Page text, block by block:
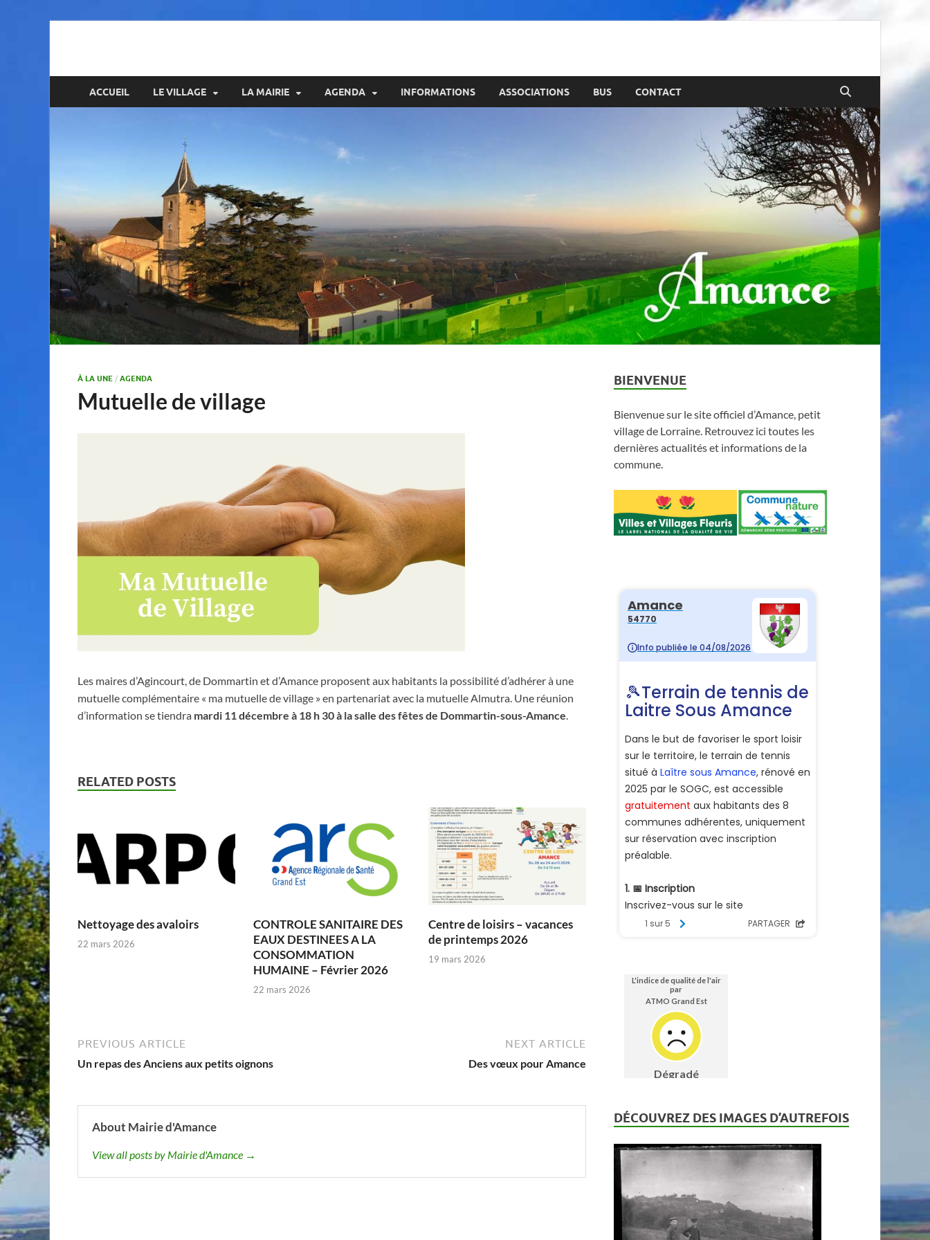
Amance
ACCUEIL LE VILLAGE LA MAIRIE AGENDA INFORMATIONS ASSOCIATIONS BUS CONTACT
À LA UNE / AGENDA
Mutuelle de village
Les maires d’Agincourt, de Dommartin et d’Amance proposent aux habitants la possibilité d’adhérer à une
mutuelle complémentaire « ma mutuelle de village » en partenariat avec la mutuelle Almutra. Une réunion
d’information se tiendra mardi 11 décembre à 18 h 30 à la salle des fêtes de Dommartin-sous-Amance.
RELATED POSTS
Nettoyage des avaloirs
22 mars 2026
CONTROLE SANITAIRE DES
EAUX DESTINEES A LA
CONSOMMATION
HUMAINE – Février 2026
22 mars 2026
Centre de loisirs – vacances
de printemps 2026
19 mars 2026
PREVIOUS ARTICLE
Un repas des Anciens aux petits oignons
NEXT ARTICLE
Des vœux pour Amance
About Mairie d'Amance
View all posts by Mairie d'Amance →
BIENVENUE
Bienvenue sur le site officiel d’Amance, petit
village de Lorraine. Retrouvez ici toutes les
dernières actualités et informations de la
commune.
DÉCOUVREZ DES IMAGES D’AUTREFOIS